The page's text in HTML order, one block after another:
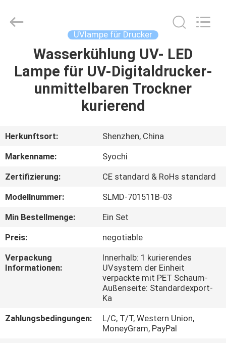
HAUS
PRODUKTE
UNS
AUSFLUG
QUALITÄTSKONTROLLE
TRETEN
SIE
IN
Electronics
UVlampe für Drucker
Wasserkühlung UV- LED
Lampe für UV-Digitaldrucker-
unmittelbaren Trockner
kurierend
Herkunftsort:
Shenzhen, China
Markenname:
Syochi
Zertifizierung:
CE standard & RoHs standard
Modellnummer:
SLMD-701511B-03
Min Bestellmenge:
Ein Set
Preis:
negotiable
Verpackung
Informationen:
Innerhalb: 1 kurierendes
UVsystem der Einheit
verpackte mit PET Schaum-
Außenseite: Standardexport-
Ka
Zahlungsbedingungen:
L/C, T/T, Western Union,
MoneyGram, PayPal